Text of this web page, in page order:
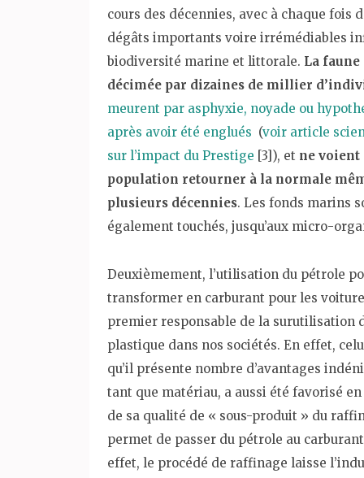
cours des décennies, avec à chaque fois
dégâts importants voire irrémédiables
biodiversité marine et littorale. La faune
décimée par dizaines de millier
meurent par asphyxie, noyade ou
après avoir été englués (voir article
sur l’impact du Prestige [3]), et ne voient
population retourner à la normale
plusieurs décennies. Les fonds marins
également touchés, jusqu’aux micro-
Deuxièmement, l’utilisation du pétrole
transformer en carburant pour les
premier responsable de la surutilisation
plastique dans nos sociétés. En effet,
qu’il présente nombre d’avantages
tant que matériau, a aussi été favorisé
de sa qualité de « sous-produit » du
permet de passer du pétrole au
effet, le procédé de raffinage laisse